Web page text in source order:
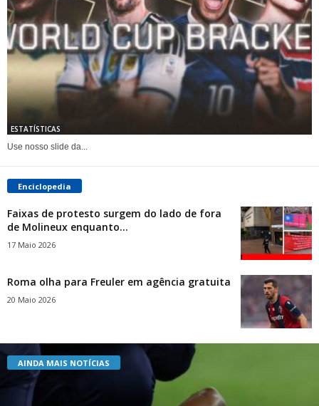
ESTATÍSTICAS
Use nosso slide da...
Enciclopedia
Faixas de protesto surgem do lado de fora
de Molineux enquanto...
17 Maio 2026
Roma olha para Freuler em agência gratuita
20 Maio 2026
AINDA MAIS NOTÍCIAS